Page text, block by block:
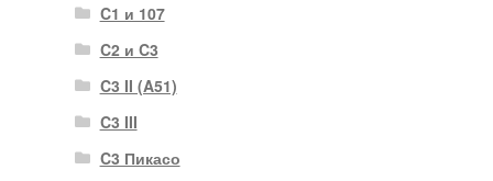
C1 и 107
C2 и C3
C3 II (A51)
C3 III
C3 Пикасо